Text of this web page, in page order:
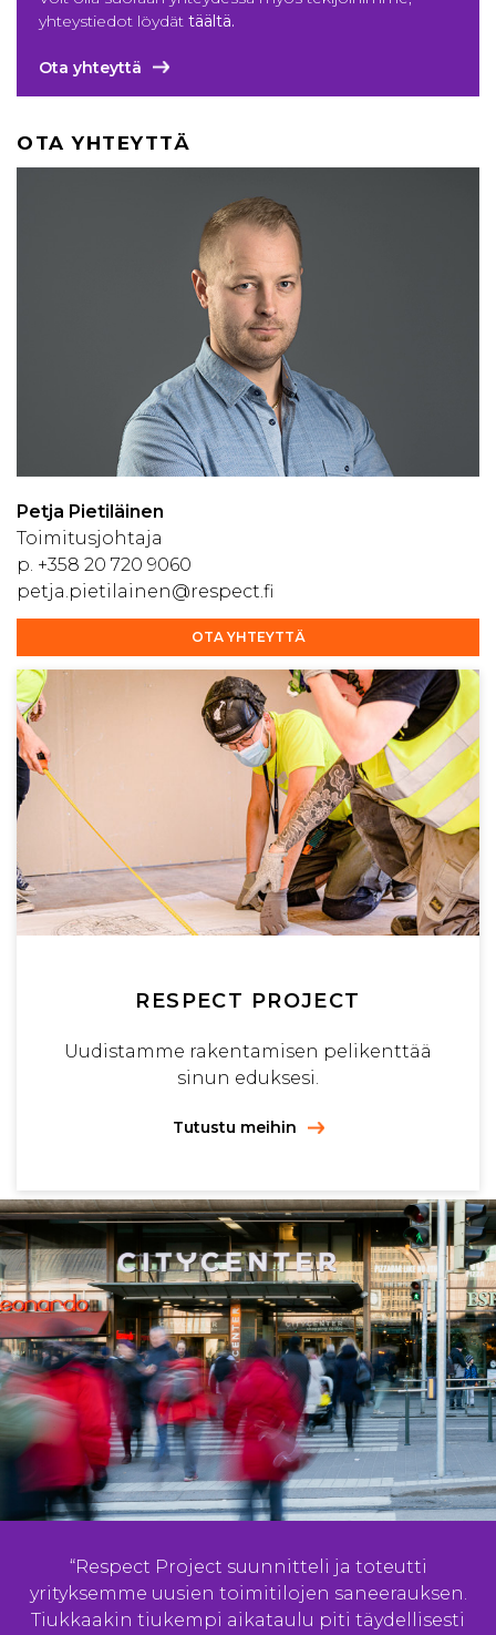
yhteystiedot löydät täältä.
Ota yhteyttä
OTA YHTEYTTÄ
Petja Pietiläinen
Toimitusjohtaja
p. +358 20 720 9060
petja.pietilainen@respect.fi
OTA YHTEYTTÄ
RESPECT PROJECT
Uudistamme rakentamisen pelikenttää
sinun eduksesi.
Tutustu meihin
“Respect Project suunnitteli ja toteutti
yrityksemme uusien toimitilojen saneerauksen.
Tiukkaakin tiukempi aikataulu piti täydellisesti